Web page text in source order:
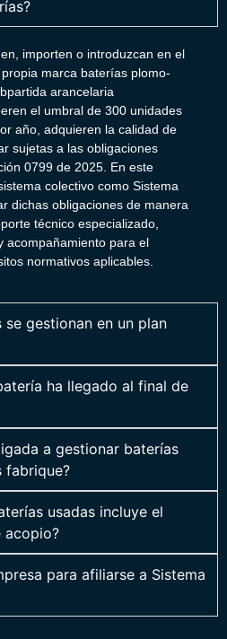
importen o introduzcan en el
marca baterías plomo-
arancelaria
el umbral de 300 unidades
año, adquieren la calidad de
sujetas a las obligaciones
0799 de 2025. En este
colectivo como Sistema
dichas obligaciones de manera
técnico especializado,
acompañamiento para el
normativos aplicables.
gestionan en un plan
ha llegado al final de
a gestionar baterías
fabrique?
usadas incluye el
acopio?
para afiliarse a Sistema